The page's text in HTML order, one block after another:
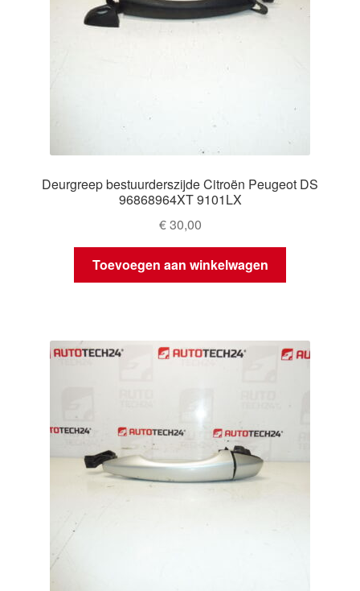
Deurgreep bestuurderszijde Citroën Peugeot DS
96868964XT 9101LX
€30,00
Toevoegen aan winkelwagen